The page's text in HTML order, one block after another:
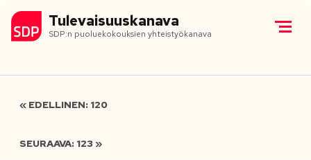
Tulevaisuuskanava
SDP:n puoluekokouksien yhteistyökanava
« EDELLINEN: 120
SEURAAVA: 123 »